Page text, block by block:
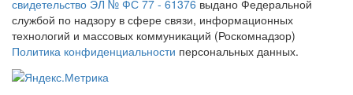
свидетельство ЭЛ № ФС 77 - 61376 выдано Федеральной
службой по надзору в сфере связи, информационных
технологий и массовых коммуникаций (Роскомнадзор)
Политика конфиденциальности персональных данных.